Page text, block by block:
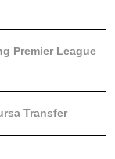
Premier League
Transfer